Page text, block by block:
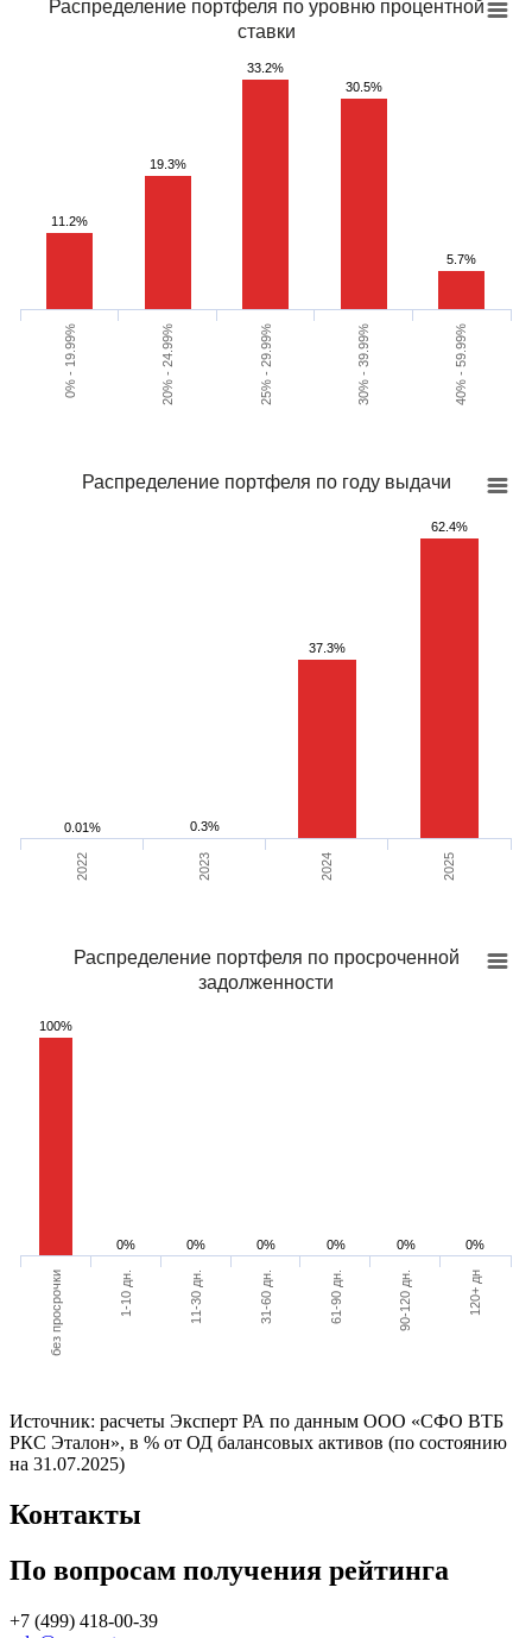
Распределение портфеля по уровню процентной
ставки
11.2%
19.3%
33.2%
30.5%
5.7%
0% - 19.99% 20% - 24.99% 25% - 29.99% 30% - 39.99% 40% - 59.99%
Распределение портфеля по году выдачи
0.01% 0.3%
37.3%
62.4%
2022 2023 2024 2025
Распределение портфеля по просроченной
задолженности
100%
0% 0% 0% 0% 0% 0%
без просрочки 1-10 дн. 11-30 дн. 31-60 дн. 61-90 дн. 90-120 дн. 120+ дн
Источник: расчеты Эксперт РА по данным ООО «СФО ВТБ
РКС Эталон», в % от ОД балансовых активов (по состоянию
на 31.07.2025)
Контакты
По вопросам получения рейтинга
+7 (499) 418-00-39